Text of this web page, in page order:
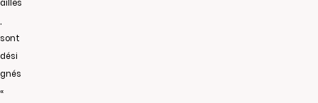
ailles
sont
dési
gnés
«